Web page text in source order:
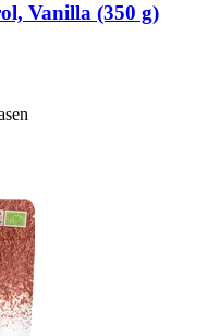
Vanilla (350 g)